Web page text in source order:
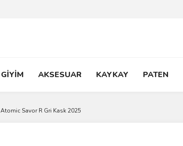
GİYİM AKSESUAR KAYKAY PATEN
Atomic Savor R Gri Kask 2025